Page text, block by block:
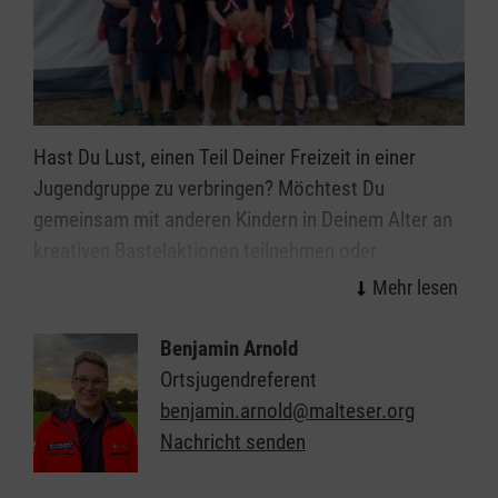
Hast Du Lust, einen Teil Deiner Freizeit in einer
Jugendgruppe zu verbringen? Möchtest Du
gemeinsam mit anderen Kindern in Deinem Alter an
Bewegungsspiele an der frischen Luft spielen? Und
Ersten-Hilfe? Dann bist Du bei der Malteser Jugend
Abtsteinach genau richtig!
Kindergruppe:Kinder und Jugendliche 3. bis 8.
Klasse
Benjamin Arnold
Ortsjugendreferent
benjamin.arnold@malteser.org
Nachricht senden